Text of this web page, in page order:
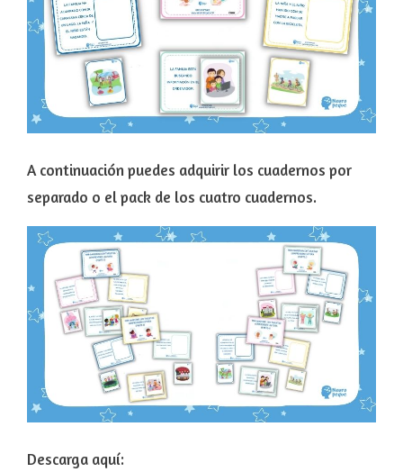
A continuación puedes adquirir los cuadernos por
separado o el pack de los cuatro cuadernos.
Descarga aquí: